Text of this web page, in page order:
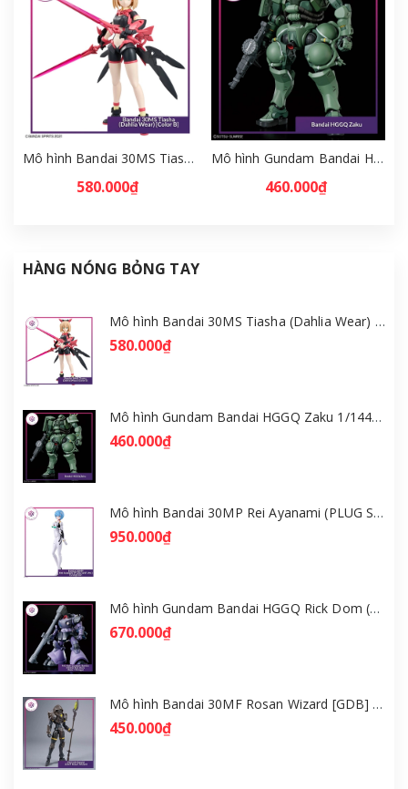
Mô hình Bandai 30MS Tiasha (Dahlia Wear) [Color B] [GDB] [30MS]
580.000₫
Mô hình Gundam Bandai HGGQ Zaku 1/144 – MSG GQuuuuuuX [GDB] [BHG]
460.000₫
HÀNG NÓNG BỎNG TAY
Mô hình Bandai 30MS Tiasha (Dahlia Wear) [Color B] [GDB] [30MS]
580.000₫
Mô hình Gundam Bandai HGGQ Zaku 1/144 – MSG GQuuuuuuX [GDB] [BHG]
460.000₫
Mô hình Bandai 30MP Rei Ayanami (PLUG SUIT Ver.) – Evangelion [GDB] [30MP]
950.000₫
Mô hình Gundam Bandai HGGQ Rick Dom (Gaia / Ortega) 1/144 [GDB] [BHG]
670.000₫
Mô hình Bandai 30MF Rosan Wizard [GDB] [30MF]
450.000₫